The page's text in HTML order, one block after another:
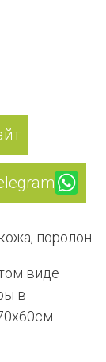
поролон.
виде
в